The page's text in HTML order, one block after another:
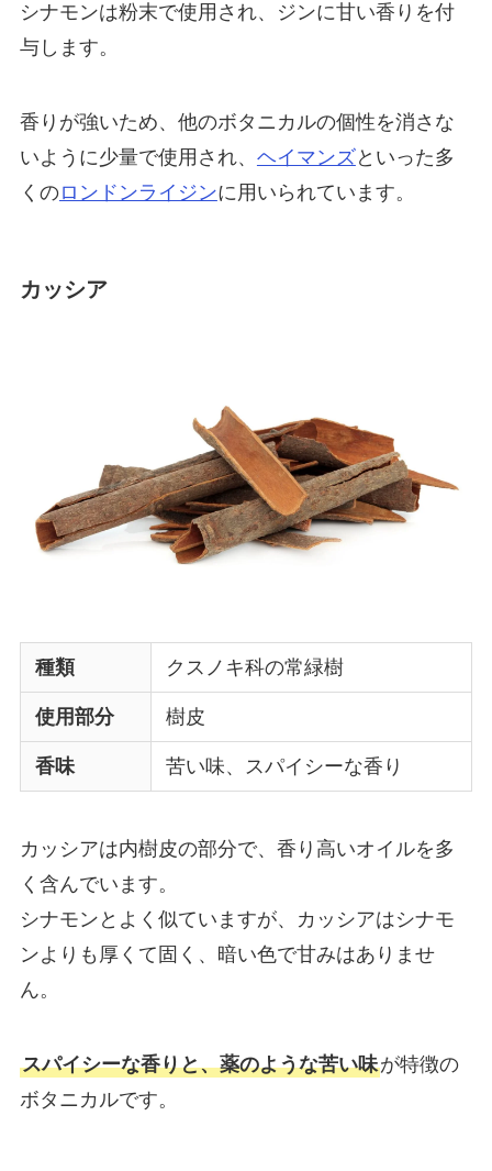
シナモンは粉末で使用され、ジンに甘い香りを付
与します。
香りが強いため、他のボタニカルの個性を消さな
いように少量で使用され、 ヘイマンズといった多
くのロンドンライジンに用いられています。
カッシア
種類 クスノキ科の常緑樹
使用部分 樹皮
香味 苦い味、スパイシーな香り
カッシアは内樹皮の部分で、香り高いオイルを多
く含んでいます。
シナモンとよく似ていますが、カッシアはシナモ
ンよりも厚くて固く、暗い色で甘みはありませ
ん。
スパイシーな香りと、薬のような苦い味が特徴の
ボタニカルです。